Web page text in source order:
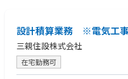
設計積算業務 ※電気工
三親住設株式会社
在宅勤務可